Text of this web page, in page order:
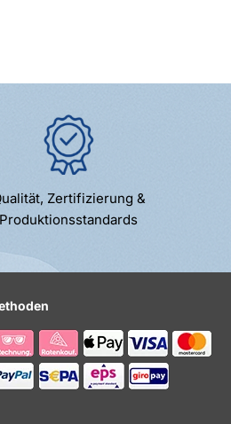
Zertifizierung &
Produktionsstandards